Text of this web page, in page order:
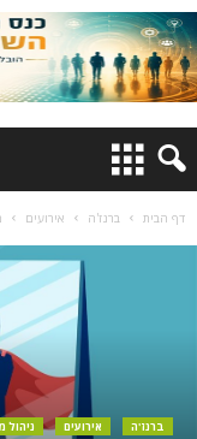
דף הבית ברנז'ה אירועים
ברנז'ה אירועים ניהול